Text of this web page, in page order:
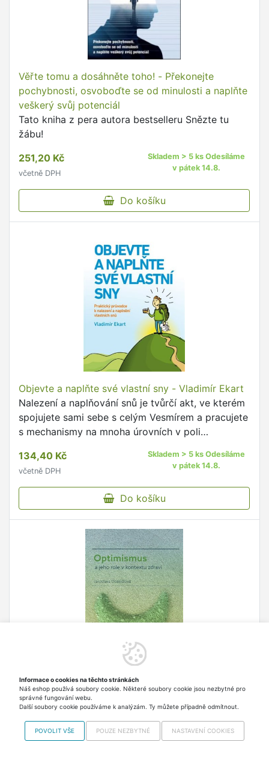
Věřte tomu a dosáhněte toho! - Překonejte
pochybnosti, osvoboďte se od minulosti a naplňte
veškerý svůj potenciál
Tato kniha z pera autora bestselleru Snězte tu
žábu!
251,20 Kč
včetně DPH
Skladem > 5 ks Odesíláme
v pátek 14.8.
Do košíku
Objevte a naplňte své vlastní sny - Vladimír Ekart
Nalezení a naplňování snů je tvůrčí akt, ve kterém
spojujete sami sebe s celým Vesmírem a pracujete
s mechanismy na mnoha úrovních v poli
energie.
134,40 Kč
včetně DPH
Skladem > 5 ks Odesíláme
v pátek 14.8.
Do košíku
Optimismus a jeho role v kontextu zdraví -
Jaroslava Dosedlová
konstrukty optimismu/pesimismu a jejich roli v
kontextu zdraví a chování, které se zdravím
Informace o cookies na těchto stránkách
Náš eshop používá soubory cookie. Některé soubory cookie jsou nezbytné pro
správné fungování webu.
Další soubory cookie používáme k analýzám. Ty můžete případně odmítnout.
POVOLIT VŠE POUZE NEZBYTNÉ NASTAVENÍ COOKIES